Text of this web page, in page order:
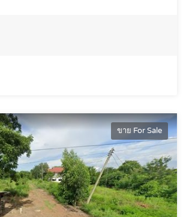
ขาย For Sale